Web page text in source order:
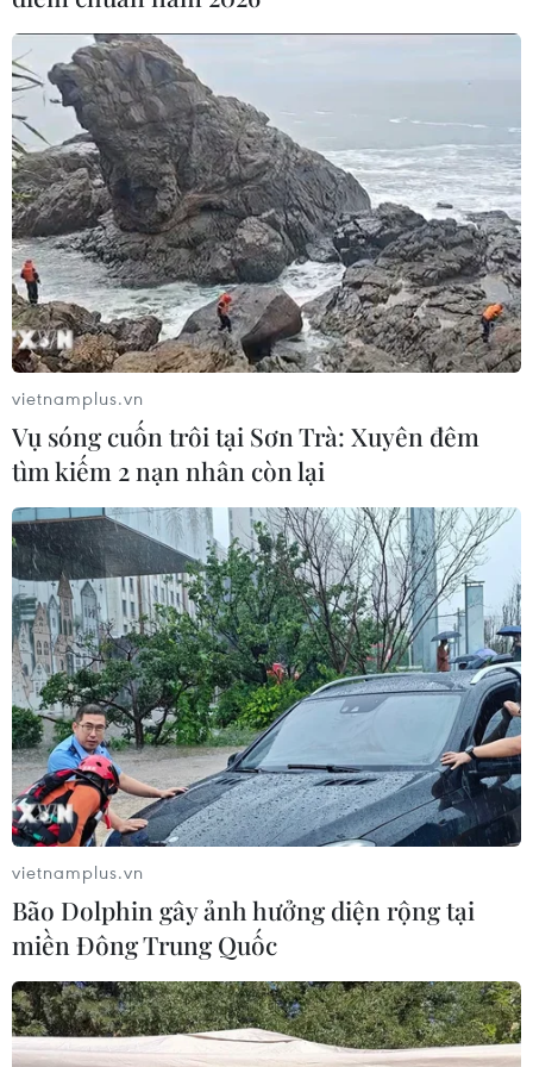
vietnamplus.vn
Vụ sóng cuốn trôi tại Sơn Trà: Xuyên đêm
tìm kiếm 2 nạn nhân còn lại
vietnamplus.vn
Bão Dolphin gây ảnh hưởng diện rộng tại
miền Đông Trung Quốc